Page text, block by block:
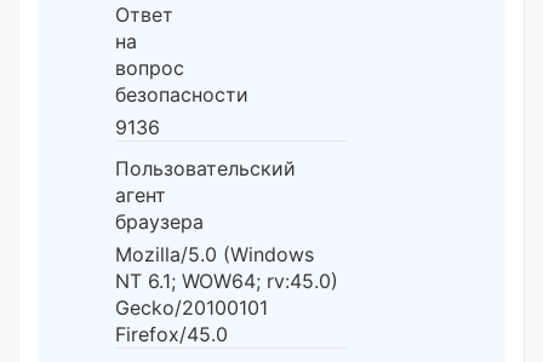
Ответ
на
вопрос
безопасности
9136
Пользовательский
агент
браузера
Mozilla/5.0 (Windows
NT 6.1; WOW64; rv:45.0)
Gecko/20100101
Firefox/45.0